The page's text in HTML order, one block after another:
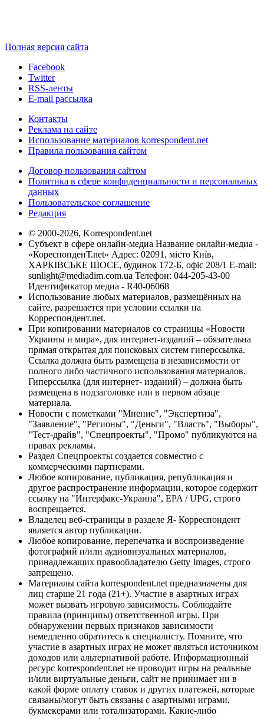
Полная версия сайта
Facebook
Twitter
RSS-ленты
E-mail рассылка
Контакты
Реклама на сайте
Использование материалов korrespondent.net
Правила пользования сайтом
Договор пользования сайтом
Политика в сфере конфиденциальности и персональных
данных
Пользовательское соглашение
Редакция
© 2000-2026, Korrespondent.net
Субъект в сфере онлайн-медиа Название онлайн-медиа -
«КореспонденТ.net» Адрес: 02091, місто Київ,
ХАРКІВСЬКЕ ШОСЕ, будинок 172-Б, офіс 208/1 E-mail:
sunlight@mediadim.com.ua Телефон: 044-205-43-00
Идентификатор медиа - R40-06068
Использование любых материалов, размещённых на
сайте, разрешается при условии ссылки на
Корреспондент.net.
При копировании материалов со страницы «Новости
Украины и мира», для интернет-изданий – обязательна
прямая открытая для поисковых систем гиперссылка.
Ссылка должна быть размещена в независимости от
полного либо частичного использования материалов.
Гиперссылка (для интернет- изданий) – должна быть
размещена в подзаголовке или в первом абзаце
материала.
Новости с пометками "Мнение", "Экспертиза",
"Заявление", "Регионы", "Деньги", "Власть", "Выборы",
"Тест-драйв", "Спецпроекты", "Промо" публикуются на
правах рекламы.
Раздел Спецпроекты создается совместно с
коммерческими партнерами.
Любое копирование, публикация, републикация и
другое распространение информации, которое содержит
ссылку на "Интерфакс-Украина", EPA / UPG, строго
воспрещается.
Владелец веб-страницы в разделе Я- Корреспондент
является автор публикации.
Любое копирование, перепечатка и воспроизведение
фотографий и/или аудиовизуальных материалов,
принадлежащих правообладателю Getty Images, строго
запрещено.
Материалы сайта korrespondent.net предназначены для
лиц старше 21 года (21+). Участие в азартных играх
может вызвать игровую зависимость. Соблюдайте
правила (принципы) ответственной игры. При
обнаружении первых признаков зависимости
немедленно обратитесь к специалисту. Помните, что
участие в азартных играх не может являться источником
доходов или альтернативой работе. Информационный
ресурс korrespondent.net не проводит игры на реальные
и/или виртуальные деньги, сайт не принимает ни в
какой форме оплату ставок и других платежей, которые
связаны/могут быть связаны с азартными играми,
букмекерами или тотализаторами. Какие-либо